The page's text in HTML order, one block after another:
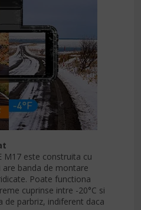
M17 este construita cu
banda de montare
Poate functiona
cuprinse intre -20°C si
de parbriz, indiferent daca